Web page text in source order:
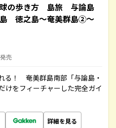
の歩き方 島旅 与論島
徳之島～奄美群島②～
売
る！ 奄美群島南部「与論島・
けをフィーチャーした完全ガイ
詳細を見る